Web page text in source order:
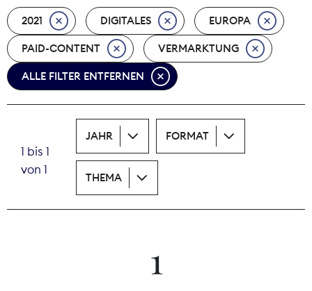
Nachhaltigkeit
Nachwuchs
Nova Award
Print
Recht
Theodor-Wolff-Preis
2021 DIGITALES EUROPA
PAID-CONTENT VERMARKTUNG
ALLE FILTER ENTFERNEN
1 bis 1
von 1
JAHR FORMAT
THEMA
1